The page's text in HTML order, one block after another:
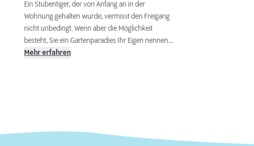
Ein Stubentiger, der von Anfang an in der
Wohnung gehalten wurde, vermisst den Freigang
nicht unbedingt. Wenn aber die Möglichkeit
besteht, Sie ein Gartenparadies Ihr Eigen nennen
oder in Ihrer Wohngegend nicht allzu viele
Mehr erfahren